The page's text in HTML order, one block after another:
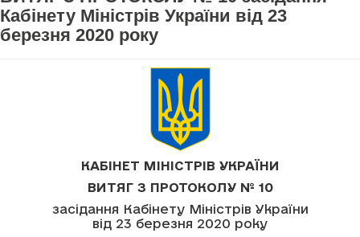
Кабінету Міністрів України від 23
березня 2020 року
КАБІНЕТ МІНІСТРІВ УКРАЇНИ
ВИТЯГ З ПРОТОКОЛУ № 10
засідання Кабінету Міністрів України
від 23 березня 2020 року